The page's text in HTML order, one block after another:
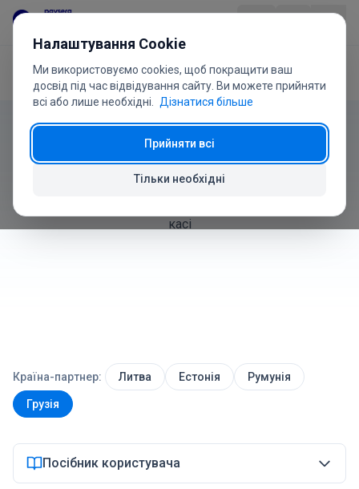
Перейти до вмісту
Продукт
Галузі
Ціни
Питання
Почати
Головна Посібник користувача Знижки
Знижки
касі
Країна-партнер: Литва Естонія Румунія
Грузія
Посібник користувача
Налаштування Cookie
Ми використовуємо cookies, щоб покращити ваш
досвід під час відвідування сайту. Ви можете прийняти
всі або лише необхідні.
Дізнатися більше
Тільки необхідні
Прийняти всі